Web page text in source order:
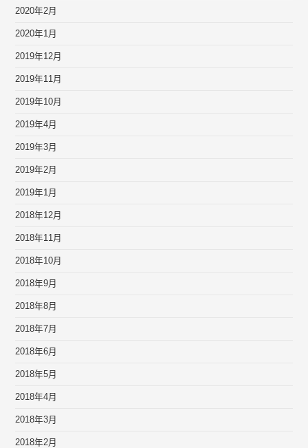
2020年2月
2020年1月
2019年12月
2019年11月
2019年10月
2019年4月
2019年3月
2019年2月
2019年1月
2018年12月
2018年11月
2018年10月
2018年9月
2018年8月
2018年7月
2018年6月
2018年5月
2018年4月
2018年3月
2018年2月